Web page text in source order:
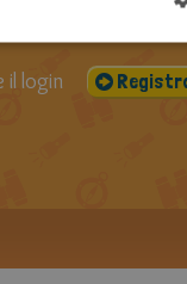
il login